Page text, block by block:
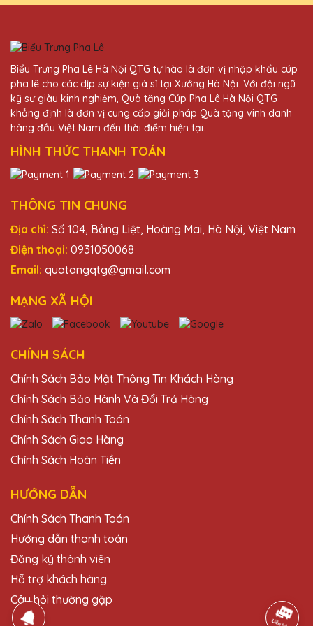
Pha Lê QTG và rất ấn tượng với chất lượng
và thiết kế sản phẩm. Chắc chắn sẽ quay lại
đặt thêm trong tương lai.
Phạm Văn Phong
25/11/2025
Cúp pha lê của Quà Tặng Pha Lê QTG rất
đáo, giao hàng nhanh chóng. Rất đáng tin
cậy!
Vũ Văn Phong
25/11/2025
khách hàng chu đáo. Quà Tặng Pha Lê QTG
mua cúp pha lê.
25/11/2025
công ty và kết quả thật sự tuyệt vời. Cảm
Ngô Thị Giang
Đã nhận được kỷ niệm chương và rất hài
Biểu Trưng Pha Lê Hà Nội QTG tự hào là đơn vị nhập khẩu cúp
pha lê cho các dịp sự kiện giá sỉ tại Xưởng Hà Nội. Với đội ngũ
kỹ sư giàu kinh nghiệm, Quà tặng Cúp Pha Lê Hà Nội QTG
khẳng định là đơn vị cung cấp giải pháp Quà tặng vinh danh
hàng đầu Việt Nam đến thời điểm hiện tại.
HÌNH THỨC THANH TOÁN
THÔNG TIN CHUNG
Địa chỉ: Số 104, Bằng Liệt, Hoàng Mai, Hà Nội, Việt Nam
Điện thoại: 0931050068
Email: quatangqtg@gmail.com
MẠNG XÃ HỘI
CHÍNH SÁCH
Chính Sách Bảo Mật Thông Tin Khách Hàng
Chính Sách Bảo Hành Và Đổi Trả Hàng
Chính Sách Thanh Toán
Chính Sách Giao Hàng
Chính Sách Hoàn Tiền
HƯỚNG DẪN
Chính Sách Thanh Toán
Hướng dẫn thanh toán
Đăng ký thành viên
Hỗ trợ khách hàng
Câu hỏi thường gặp